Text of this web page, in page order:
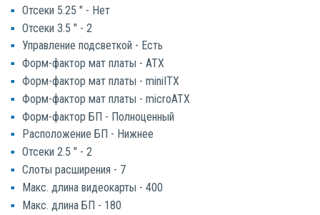
Отсеки 5.25 " - Нет
Отсеки 3.5 " - 2
Управление подсветкой - Есть
Форм-фактор мат платы - ATX
Форм-фактор мат платы - miniITX
Форм-фактор мат платы - microATX
Форм-фактор БП - Полноценный
Расположение БП - Нижнее
Отсеки 2.5 " - 2
Слоты расширения - 7
Макс. длина видеокарты - 400
Макс. длина БП - 180